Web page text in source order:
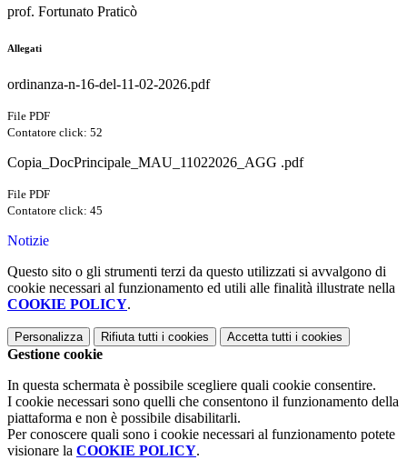
prof. Fortunato Praticò
Allegati
ordinanza-n-16-del-11-02-2026.pdf
File PDF
Contatore click: 52
Copia_DocPrincipale_MAU_11022026_AGG .pdf
File PDF
Contatore click: 45
Notizie
Questo sito o gli strumenti terzi da questo utilizzati si avvalgono di
cookie necessari al funzionamento ed utili alle finalità illustrate nella
COOKIE POLICY.
Personalizza Rifiuta tutti i cookies Accetta tutti i cookies
Gestione cookie
In questa schermata è possibile scegliere quali cookie consentire.
I cookie necessari sono quelli che consentono il funzionamento della
piattaforma e non è possibile disabilitarli.
Per conoscere quali sono i cookie necessari al funzionamento potete
visionare la COOKIE POLICY.